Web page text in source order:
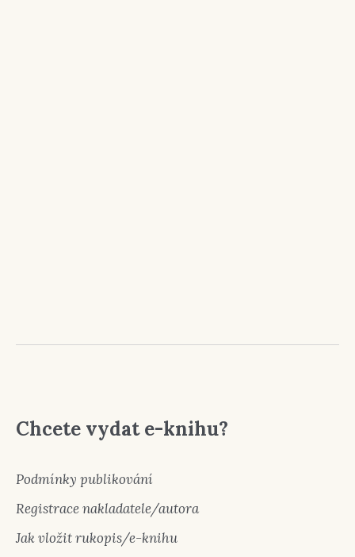
Chcete vydat e-knihu?
Podmínky publikování
Registrace nakladatele/autora
Jak vložit rukopis/e-knihu